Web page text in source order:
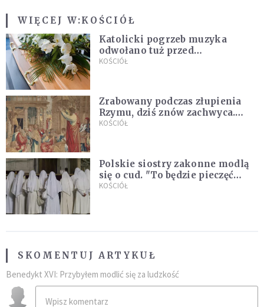
WIĘCEJ W:KOŚCIÓŁ
Katolicki pogrzeb muzyka
odwołano tuż przed
uroczystością. Powodem była
KOŚCIÓŁ
Zrabowany podczas złupienia
Rzymu, dziś znów zachwyca.
Wyjątkowy arras w Castel
KOŚCIÓŁ
Polskie siostry zakonne modlą
się o cud. "To będzie pieczęć
Pana Boga dla naszej wiary"
KOŚCIÓŁ
SKOMENTUJ ARTYKUŁ
Benedykt XVI: Przybyłem modlić się za ludzkość